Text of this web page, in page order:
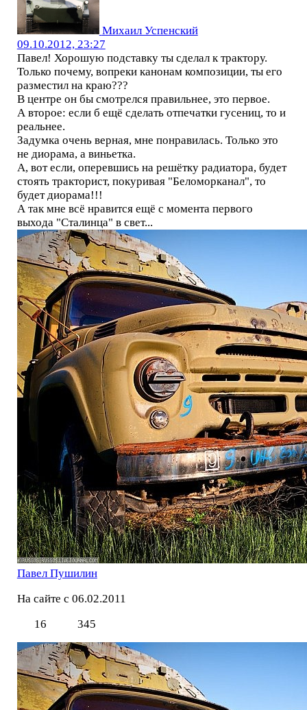
Михаил Успенский
09.10.2012, 23:27
Павел! Хорошую подставку ты сделал к трактору.
Только почему, вопреки канонам композиции, ты его
разместил на краю???
В центре он бы смотрелся правильнее, это первое.
А второе: если б ещё сделать отпечатки гусениц, то и
реальнее.
Задумка очень верная, мне понравилась. Только это
не диорама, а виньетка.
А, вот если, оперевшись на решётку радиатора, будет
стоять тракторист, покуривая "Беломорканал", то
будет диорама!!!
А так мне всё нравится ещё с момента первого
выхода "Сталинца" в свет...
Павел Пушилин
На сайте с 06.02.2011
16
345